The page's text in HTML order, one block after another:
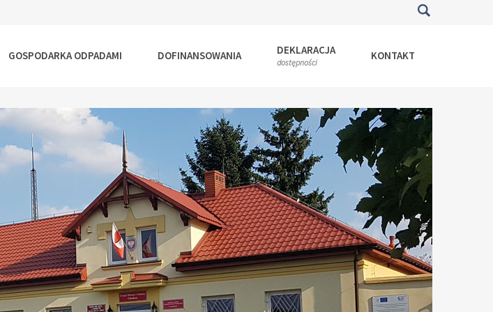
GOSPODARKA ODPADAMI DOFINANSOWANIA DEKLARACJA
dostępności KONTAKT